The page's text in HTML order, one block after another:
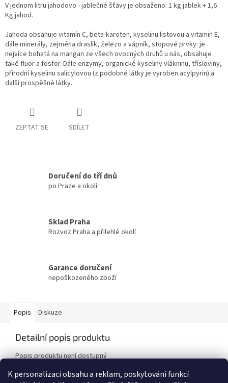
K personalizaci obsahu a reklam, poskytování funkcí
V jednom litru jahodovo - jablečné šťávy je obsaženo: 1 kg jablek + 1,6
Kg jahod.
Jahoda obsahuje vitamín C, beta-karoten, kyselinu listovou a vitamin E,
dále minerály, zejména draslík, železo a vápník, stopové prvky: je
nejvíce bohatá na mangan ze všech ovocných druhů u nás, obsahuje
také fluor a fosfor. Dále enzymy, organické kyseliny vlákninu, třísloviny,
přírodní kyselinu salicylovou (z podobné látky je vyroben acylpyrin) a
další prospěšné látky.
ZEPTAT SE SDÍLET
Doručení do tří dnů
po Praze a okolí
Sklad Praha
Rozvoz Praha a přilehlé okolí
Garance doručení
nepoškozeného zboží
Popis Diskuze
Detailní popis produktu
Popis produktu není dostupný